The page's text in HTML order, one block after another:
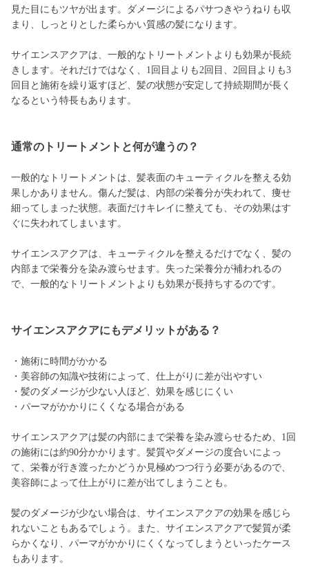
見た目にもツヤが出ます。ダメージによるパサつきやうねりも収
まり、しっとりとした柔らかい質感の髪になります。
サイエンスアクアは、一般的なトリートメントよりも効果が長続
きします。それだけではなく、1回目よりも2回目、2回目よりも3
回目と施術を繰り返すほど、髪の状態が安定して持続期間が長く
なるという特長もあります。
通常のトリートメントと何が違うの？
一般的なトリートメントは、髪表面のキューティクルを整える効
果しかありません。傷んだ髪は、内部の栄養分が失われて、痩せ
細ってしまった状態。表面だけキレイに整えても、その効果はす
ぐに失われてしまいます。
サイエンスアクアは、キューティクルを整えるだけでなく、髪の
内部まで栄養分を染み渡らせます。失った栄養分が補われるの
で、一般的なトリートメントよりも効果が長持ちするのです。
サイエンスアクアにもデメリットがある？
・施術に時間がかかる
・美容師の知識や技術によって、仕上がりに差が出やすい
・髪のダメージが少ない人ほど、効果を感じにくい
・パーマがかかりにくくなる場合がある
サイエンスアクアは髪の内部にまで栄養を染み渡らせるため、1回
の施術には約90分かかります。髪質やダメージの度合いによっ
て、栄養が行き渡ったかどうか見極めつつ行う必要があるので、
美容師によって仕上がりに差が出てしまうことも。
髪のダメージが少ない場合は、サイエンスアクアの効果を感じら
れないこともあるでしょう。また、サイエンスアクアで髪質が柔
らかくなり、パーマがかかりにくくなってしまうといったケース
もあります。